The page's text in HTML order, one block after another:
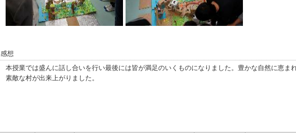
感想
本授業では盛んに話し合いを行い最後には皆が満足のいくものになりました。豊かな自然に恵ま
素敵な村が出来上がりました。